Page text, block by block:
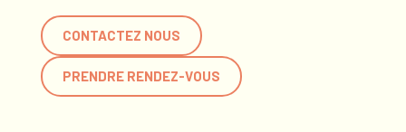
CONTACTEZ NOUS
PRENDRE RENDEZ-VOUS